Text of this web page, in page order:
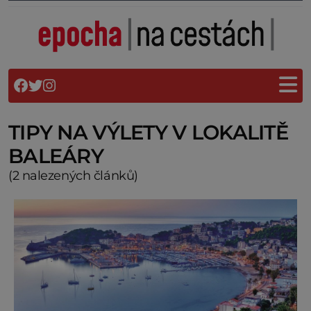
TIPY NA VÝLETY V LOKALITĚ
BALEÁRY
(2 nalezených článků)